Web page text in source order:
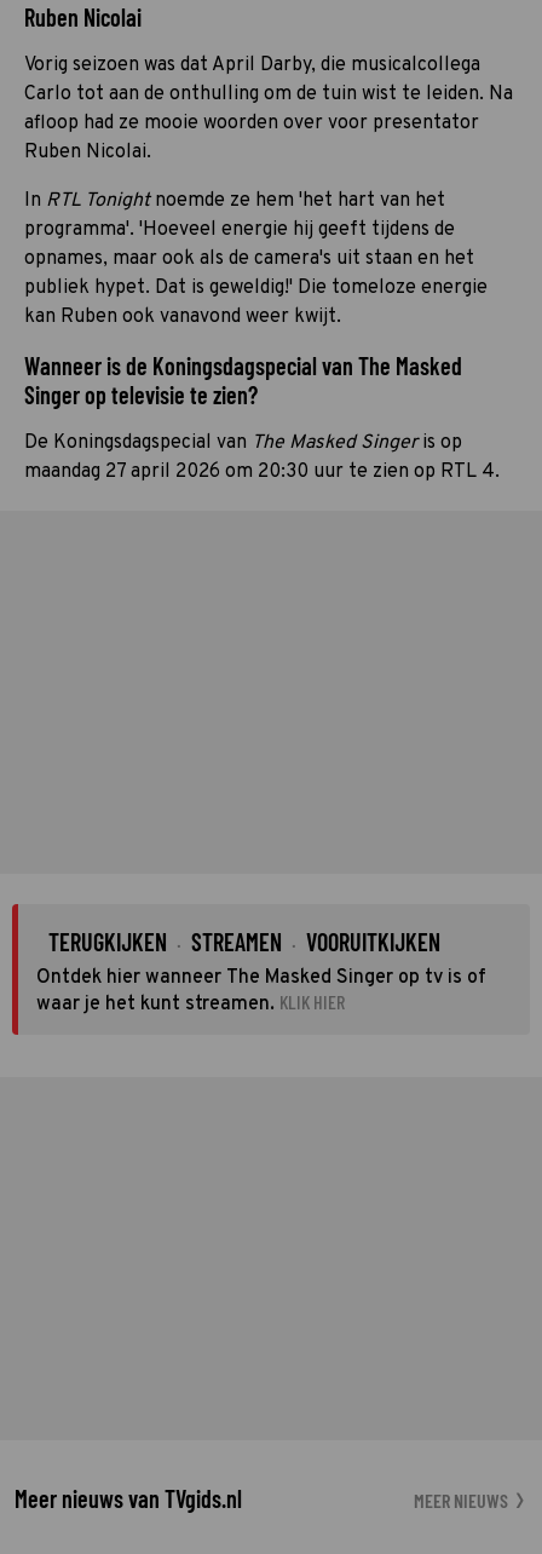
Ruben Nicolai
Vorig seizoen was dat April Darby, die musicalcollega
Carlo tot aan de onthulling om de tuin wist te leiden. Na
afloop had ze mooie woorden over voor presentator
Ruben Nicolai.
In RTL Tonight noemde ze hem 'het hart van het
programma'. 'Hoeveel energie hij geeft tijdens de
opnames, maar ook als de camera's uit staan en het
publiek hypet. Dat is geweldig!' Die tomeloze energie
kan Ruben ook vanavond weer kwijt.
Wanneer is de Koningsdagspecial van The Masked
Singer op televisie te zien?
De Koningsdagspecial van The Masked Singeris op
maandag 27 april 2026 om 20:30 uur te zien op RTL 4.
TERUGKIJKEN · STREAMEN · VOORUITKIJKEN
Ontdek hier wanneer The Masked Singer op tv is of
waar je het kunt streamen. KLIK HIER
Meer nieuws van TVgids.nl MEER NIEUWS